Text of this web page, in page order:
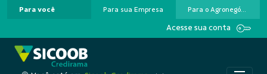
Pular para o Conteúdo principal
Para você Para sua Empresa Para o Agronegócio
Acesse sua conta